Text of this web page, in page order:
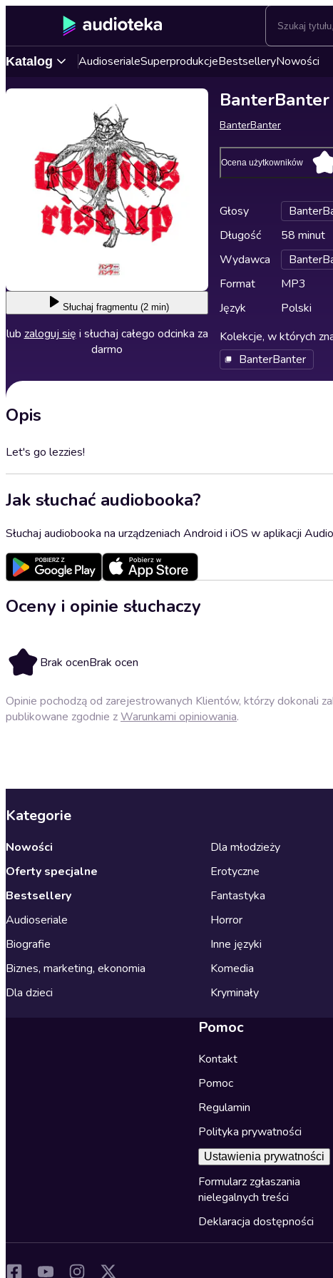
Katalog AudioserialeSuperprodukcjeBestselleryNowości
Słuchaj fragmentu (2 min)
lub zaloguj się i słuchaj całego odcinka za
darmo
BanterBanter
Ocena użytkowników
Głosy
Długość
58 minut
Wydawca
Format
MP3
Język
Polski
Kolekcje, w których
BanterBanter
Opis
Let's go lezzies!
Jak słuchać audiobooka?
Słuchaj audiobooka na urządzeniach Android i iOS w aplikacji
Oceny i opinie słuchaczy
Brak ocenBrak ocen
Opinie pochodzą od zarejestrowanych Klientów, którzy dokonali
publikowane zgodnie zWarunkami opiniowania.
Kategorie
Nowości
Oferty specjalne
Bestsellery
Audioseriale
Biografie
Biznes, marketing, ekonomia
Dla dzieci
Dla młodzieży
Erotyczne
Fantastyka
Horror
Inne języki
Komedia
Kryminały
Pomoc
Kontakt
Pomoc
Regulamin
Polityka prywatności
Ustawienia prywatności
Formularz zgłaszania
nielegalnych treści
Deklaracja dostępności